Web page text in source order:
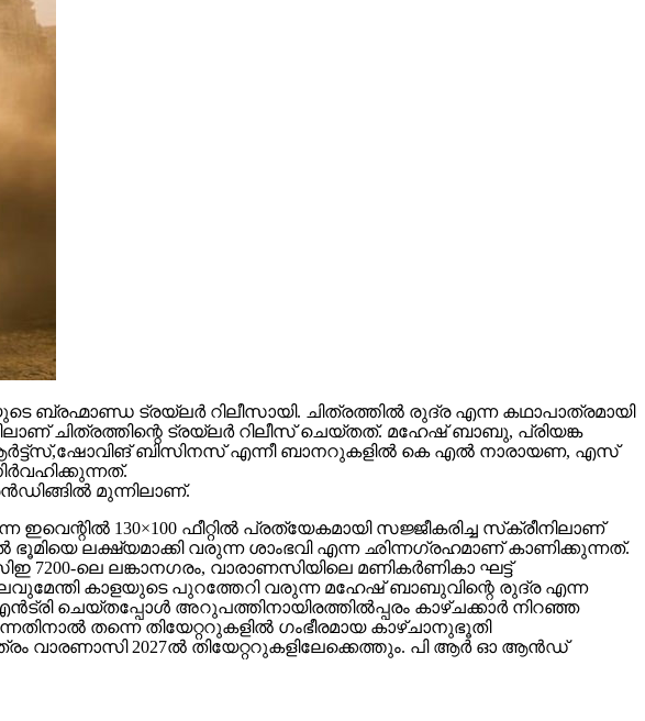
ട്രയ്ലർ റിലീസായി. ചിത്രത്തിൽ രുദ്ര എന്ന കഥാപാത്രമായി
ചിത്രത്തിന്റെ ട്രയ്ലർ റിലീസ് ചെയ്തത്. മഹേഷ് ബാബു, പ്രിയങ്ക
ബിസിനസ് എന്നീ ബാനറുകളിൽ കെ എൽ നാരായണ, എസ്
മുന്നിലാണ്.
130×100 ഫീറ്റിൽ പ്രത്യേകമായി സജ്ജീകരിച്ച സ്‌ക്രീനിലാണ്
ഭൂമിയെ ലക്ഷ്യമാക്കി വരുന്ന ശാംഭവി എന്ന ഛിന്നഗ്രഹമാണ് കാണിക്കുന്നത്.
ലെ ലങ്കാനഗരം, വാരാണസിയിലെ മണികര്‍ണികാ ഘട്ട്
കാളയുടെ പുറത്തേറി വരുന്ന മഹേഷ് ബാബുവിന്റെ രുദ്ര എന്ന
ചെയ്തപ്പോൾ അറുപത്തിനായിരത്തിൽപ്പരം കാഴ്ചക്കാർ നിറഞ്ഞ
തന്നെ തിയേറ്ററുകളില്‍ ഗംഭീരമായ കാഴ്ചാനുഭൂതി
വാരണാസി 2027ൽ തിയേറ്ററുകളിലേക്കെത്തും. പി ആർ ഓ ആൻഡ്